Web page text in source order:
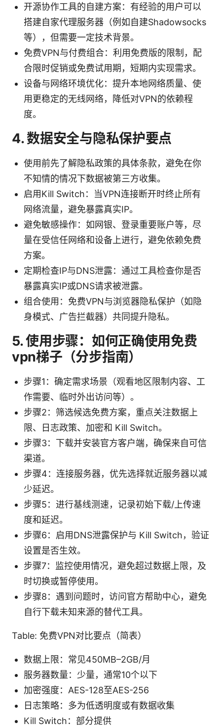
开源协作工具的自建方案：有经验的用户可以
搭建自家代理服务器（例如自建Shadowsocks
等），但需要一定技术背景。
免费VPN与付费组合：利用免费版的限制，配
合限时促销或免费试用期，短期内实现需求。
设备与网络环境优化：提升本地网络质量、使
用更稳定的无线网络，降低对VPN的依赖程
度。
4. 数据安全与隐私保护要点
使用前先了解隐私政策的具体条款，避免在你
不知情的情况下数据被第三方收集。
启用Kill Switch：当VPN连接断开时终止所有
网络流量，避免暴露真实IP。
避免敏感操作：如网银、登录重要账户等，尽
量在受信任网络和设备上进行，避免依赖免费
方案。
定期检查IP与DNS泄露：通过工具检查你是否
暴露真实IP或DNS请求被泄露。
组合使用：免费VPN与浏览器隐私保护（如隐
身模式、广告拦截器）共同提升隐私。
5. 使用步骤：如何正确使用免费
vpn梯子（分步指南）
步骤1：确定需求场景（观看地区限制内容、工
作需要、临时外出访问等）。
步骤2：筛选候选免费方案，重点关注数据上
限、日志政策、加密和 Kill Switch。
步骤3：下载并安装官方客户端，确保来自可信
渠道。
步骤4：连接服务器，优先选择就近服务器以减
少延迟。
步骤5：进行基线测速，记录初始下载/上传速
度和延迟。
步骤6：启用DNS泄露保护与 Kill Switch，验证
设置是否生效。
步骤7：监控使用情况，避免超过数据上限，及
时切换或暂停使用。
步骤8：遇到问题时，访问官方帮助中心，避免
自行下载未知来源的替代工具。
Table: 免费VPN对比要点（简表）
数据上限：常见450MB–2GB/月
服务器数量：少量，通常10个以下
加密强度：AES-128至AES-256
日志策略：多为低透明度或有数据收集
Kill Switch：部分提供